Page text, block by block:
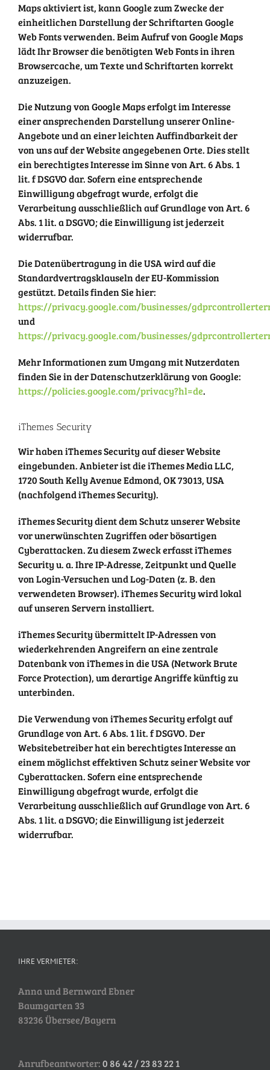
Maps aktiviert ist, kann Google zum Zwecke der
einheitlichen Darstellung der Schriftarten Google
Web Fonts verwenden. Beim Aufruf von Google Maps
lädt Ihr Browser die benötigten Web Fonts in ihren
Browsercache, um Texte und Schriftarten korrekt
anzuzeigen.
Die Nutzung von Google Maps erfolgt im Interesse
einer ansprechenden Darstellung unserer Online-
Angebote und an einer leichten Auffindbarkeit der
von uns auf der Website angegebenen Orte. Dies stellt
ein berechtigtes Interesse im Sinne von Art. 6 Abs. 1
lit. f DSGVO dar. Sofern eine entsprechende
Einwilligung abgefragt wurde, erfolgt die
Verarbeitung ausschließlich auf Grundlage von Art. 6
Abs. 1 lit. a DSGVO; die Einwilligung ist jederzeit
widerrufbar.
Die Datenübertragung in die USA wird auf die
Standardvertragsklauseln der EU-Kommission
gestützt. Details finden Sie hier:
https://privacy.google.com/businesses/
und
https://privacy.google.com/businesses/
Mehr Informationen zum Umgang mit Nutzerdaten
finden Sie in der Datenschutzerklärung von Google:
https://policies.google.com/privacy?hl=de.
iThemes Security
Wir haben iThemes Security auf dieser Website
eingebunden. Anbieter ist die iThemes Media LLC,
1720 South Kelly Avenue Edmond, OK 73013, USA
(nachfolgend iThemes Security).
iThemes Security dient dem Schutz unserer Website
vor unerwünschten Zugriffen oder bösartigen
Cyberattacken. Zu diesem Zweck erfasst iThemes
Security u. a. Ihre IP-Adresse, Zeitpunkt und Quelle
von Login-Versuchen und Log-Daten (z. B. den
verwendeten Browser). iThemes Security wird lokal
auf unseren Servern installiert.
iThemes Security übermittelt IP-Adressen von
wiederkehrenden Angreifern an eine zentrale
Datenbank von iThemes in die USA (Network Brute
Force Protection), um derartige Angriffe künftig zu
unterbinden.
Die Verwendung von iThemes Security erfolgt auf
Grundlage von Art. 6 Abs. 1 lit. f DSGVO. Der
Websitebetreiber hat ein berechtigtes Interesse an
einem möglichst effektiven Schutz seiner Website vor
Cyberattacken. Sofern eine entsprechende
Einwilligung abgefragt wurde, erfolgt die
Verarbeitung ausschließlich auf Grundlage von Art. 6
Abs. 1 lit. a DSGVO; die Einwilligung ist jederzeit
widerrufbar.
IHRE VERMIETER:
Anna und Bernward Ebner
Baumgarten 33
83236 Übersee/Bayern
Anrufbeantworter:0 86 42 / 23 83 22 1